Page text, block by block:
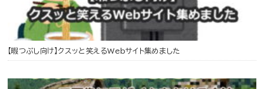
【暇つぶし向け】クスッと笑えるWebサイト集めました